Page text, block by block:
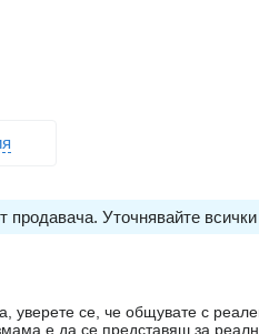
продавача. Уточнявайте
уверете се, че общувате с
е да се представяш за